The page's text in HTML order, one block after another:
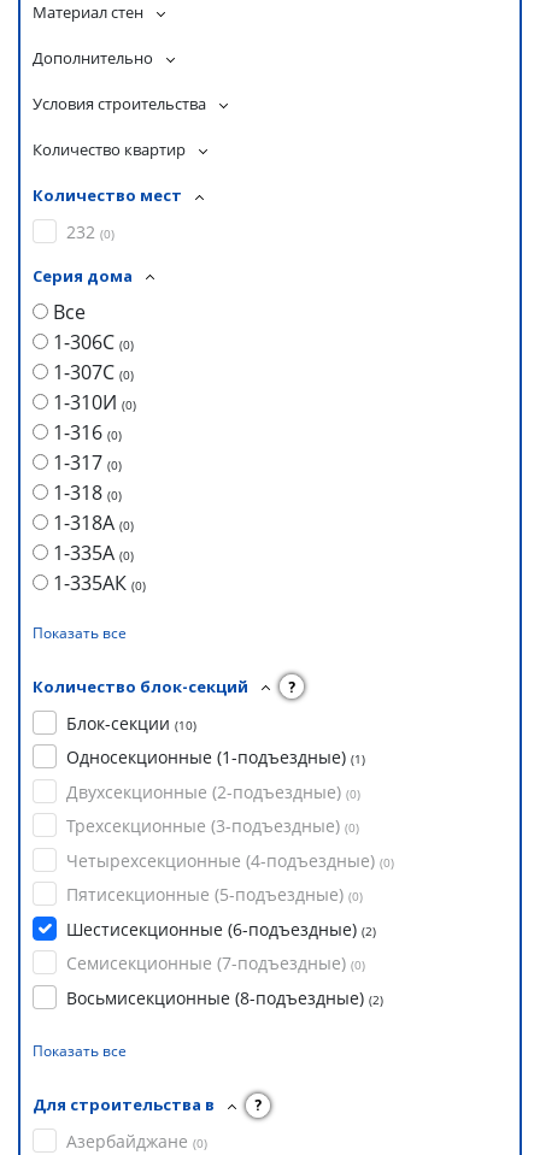
Материал стен
Дополнительно
Условия строительства
Количество квартир
Количество мест
232 (0)
Серия дома
Все
1-306С (0)
1-307С (0)
1-310И (0)
1-316 (0)
1-317 (0)
1-318 (0)
1-318А (0)
1-335А (0)
1-335АК (0)
Показать все
Количество блок-секций ?
Блок-секции (10)
Односекционные (1-подъездные) (1)
Двухсекционные (2-подъездные) (0)
Трехсекционные (3-подъездные) (0)
Четырехсекционные (4-подъездные) (0)
Пятисекционные (5-подъездные) (0)
Шестисекционные (6-подъездные) (2)
Семисекционные (7-подъездные) (0)
Восьмисекционные (8-подъездные) (2)
Показать все
Для строительства в ?
Азербайджане (0)